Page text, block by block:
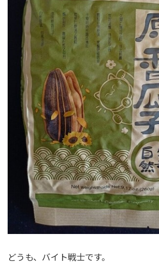
どうも、バイト戦士です。